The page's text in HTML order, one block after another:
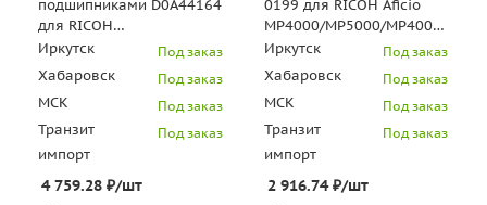
подшипниками D0A44164
для RICOH
IM350/IM430/P501/P502
(CET), CET211024
Иркутск Под заказ
Хабаровск Под заказ
МСК Под заказ
Транзит
импорт
Под заказ
4 759.28 ₽/шт
0199 для RICOH Aficio
MP4000/MP5000/MP4000B/
(CET), CET6866
Иркутск Под заказ
Хабаровск Под заказ
МСК Под заказ
Транзит
импорт
Под заказ
2 916.74₽/шт